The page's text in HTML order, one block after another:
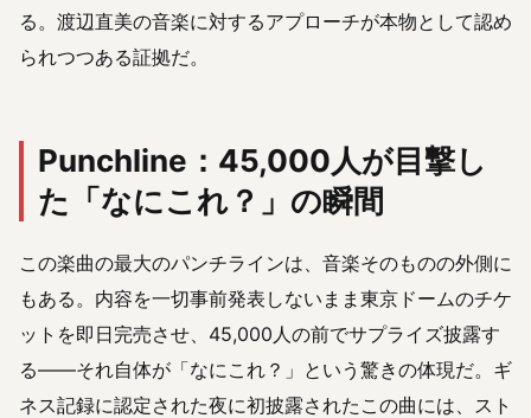
る。渡辺直美の音楽に対するアプローチが本物として認め
られつつある証拠だ。
Punchline：45,000人が目撃し
た「なにこれ？」の瞬間
この楽曲の最大のパンチラインは、音楽そのものの外側に
もある。内容を一切事前発表しないまま東京ドームのチケ
ットを即日完売させ、45,000人の前でサプライズ披露す
る——それ自体が「なにこれ？」という驚きの体現だ。ギ
ネス記録に認定された夜に初披露されたこの曲には、スト